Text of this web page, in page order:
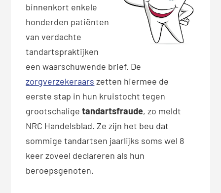
binnenkort enkele
honderden patiënten
van verdachte
tandartspraktijken
een waarschuwende brief. De
zorgverzekeraars zetten hiermee de
eerste stap in hun kruistocht tegen
grootschaligetandartsfraude, zo meldt
NRC Handelsblad. Ze zijn het beu dat
sommige tandartsen jaarlijks soms wel 8
keer zoveel declareren als hun
beroepsgenoten.